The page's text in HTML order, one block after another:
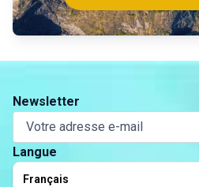
Newsletter
Langue
Français